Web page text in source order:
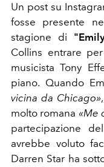
Un post su
fosse presente
stagione di
Collins entrare
musicista Tony
piano. Quando
vicina da Chicago»
molto romana «Me
partecipazione
avrebbe voluto
Darren Star ha